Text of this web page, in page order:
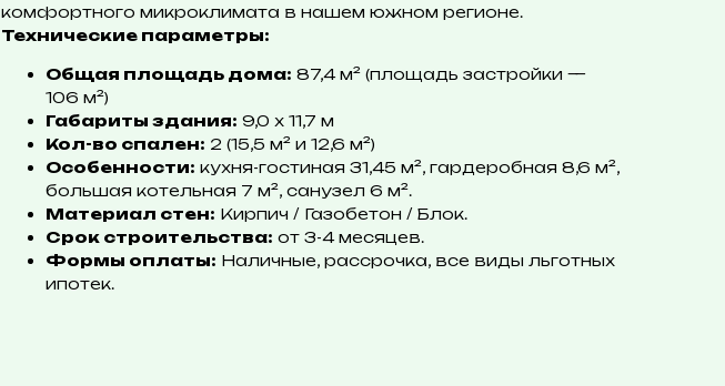
комфортного микроклимата в нашем южном регионе.
Технические параметры:
Общая площадь дома: 87,4 м² (площадь застройки —
106 м²)
Габариты здания: 9,0 х 11,7 м
Кол-во спален: 2 (15,5 м² и 12,6 м²)
Особенности: кухня-гостиная 31,45 м², гардеробная 8,6 м²,
большая котельная 7 м², санузел 6 м².
Материал стен: Кирпич / Газобетон / Блок.
Срок строительства: от 3-4 месяцев.
Формы оплаты: Наличные, рассрочка, все виды льготных
ипотек.